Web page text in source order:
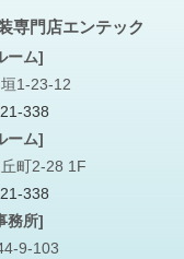
専門店エンテック
ーム]
1-23-12
338
ーム]
町2-28 1F
338
務所]
9-103